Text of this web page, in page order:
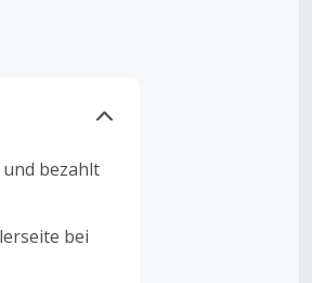
bezahlt
bei